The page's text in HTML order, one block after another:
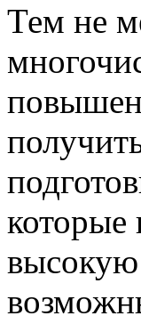
Тем не
которые
высокую